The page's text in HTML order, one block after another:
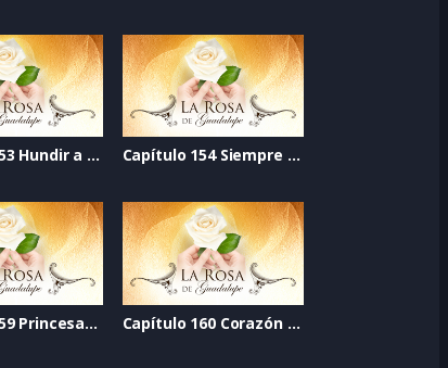
Capítulo 153 Hundir a la güera Capítulo 154 Siempre en mi corazón
Capítulo 159 Princesas sin dragones Capítulo 160 Corazón de azúcar